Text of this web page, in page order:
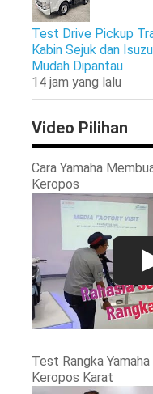
Test Drive Pickup
Kabin Sejuk dan
Mudah Dipantau
14 jam yang lalu
Video Pilihan
Cara Yamaha
Keropos
Test Rangka
Keropos Karat